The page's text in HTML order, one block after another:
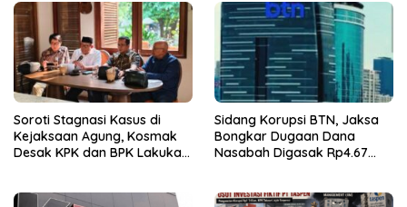
Soroti Stagnasi Kasus di
Kejaksaan Agung, Kosmak
Desak KPK dan BPK Lakukan
Sidang Korupsi BTN, Jaksa
Bongkar Dugaan Dana
Nasabah Digasak Rp4.67